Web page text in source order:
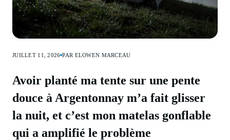
JUILLET 11, 2026 PAR ELOWEN MARCEAU
Avoir planté ma tente sur une pente
douce à Argentonnay m’a fait glisser
la nuit, et c’est mon matelas gonflable
qui a amplifié le problème